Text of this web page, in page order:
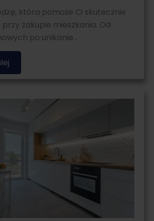
która pomoże Ci skutecznie
zakupie mieszkania. Od
po unikanie…